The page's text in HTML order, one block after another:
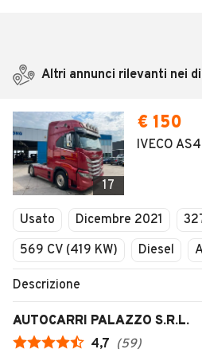
Altri annunci rilevanti nei
17
€ 150
IVECO
Usato Dicembre 2021
569 CV (419 KW)
Diesel
Descrizione
AUTOCARRI PALAZZO S.R.L.
4,7 (59)